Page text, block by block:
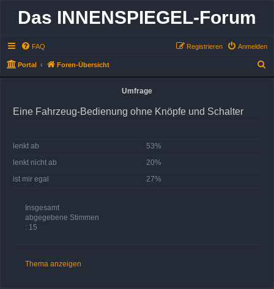
Das INNENSPIEGEL-Forum
FAQ Anmelden
Registrieren
Portal Foren-Übersicht
u
Umfrage
Eine Fahrzeug-Bedienung ohne Knöpfe und Schalter
lenkt ab
53%
lenkt nicht ab
20%
ist mir egal
27%
Insgesamt
abgegebene Stimmen
: 15
Thema anzeigen